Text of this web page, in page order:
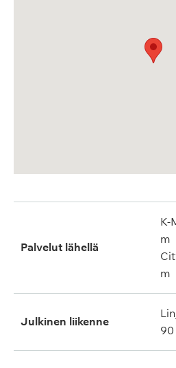
Palvelut lähellä
K-
m
m
Julkinen liikenne
90